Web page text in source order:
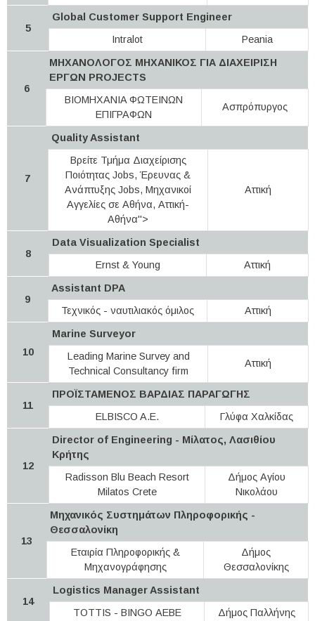
5
Global Customer Support Engineer
Intralot
Peania
6
MHXANOΛΟΓΟΣ ΜΗΧΑΝΙΚΟΣ ΓΙΑ ΔΙΑΧΕΙΡΙΣΗ
ΕΡΓΩΝ PROJECTS
BIOMHXANIA ΦΩΤΕΙΝΩΝ
ΕΠΙΓΡΑΦΩΝ
Ασπρόπυργος
7
Quality Assistant
Βρείτε Τμήμα Διαχείρισης
Ποιότητας Jobs, Έρευνας &
Ανάπτυξης Jobs, Μηχανικοί
Αγγελίες σε Αθήνα, Αττική-
Αθήνα">
Αττική
8
Data Visualization Specialist
Ernst & Young
Αττική
9
Assistant DPA
Τεχνικός - ναυτιλιακός όμιλος
Αττική
10
Marine Surveyor
Leading Marine Survey and
Technical Consultancy firm
Αττική
11
ΠΡΟΪΣΤΑΜΕΝΟΣ ΒΑΡΔΙΑΣ ΠΑΡΑΓΩΓΗΣ
ELBISCO A.E.
Γλύφα Χαλκίδας
12
Director of Engineering - Μίλατος, Λασιθίου
Κρήτης
Radisson Blu Beach Resort
Milatos Crete
Δήμος Αγίου
Νικολάου
13
Μηχανικός Συστημάτων Πληροφορικής -
Θεσσαλονίκη
Εταιρία Πληροφορικής &
Μηχανογράφησης
Δήμος
Θεσσαλονίκης
14
Logistics Manager Assistant
TOTTIS - BINGO ΑΕΒΕ
Δήμος Παλλήνης